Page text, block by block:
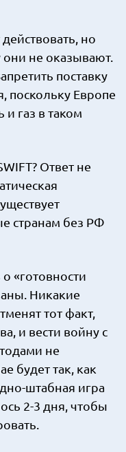
но
не оказывают.
поставку
поскольку Европе
и газ в таком
Ответ не
странам без РФ
«готовности
Никакие
тот факт,
и вести войну с
не
будет так, как
штабная игра
2-3 дня, чтобы